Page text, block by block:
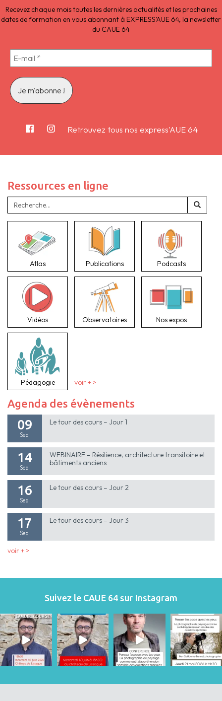
Recevez chaque mois toutes les dernières actualités et les prochaines
dates de formation en vous abonnant à EXPRESS'AUE 64, la newsletter
du CAUE 64
Retrouvez tous nos express'AUE 64
Ressources en ligne
Atlas Publications Podcasts
Vidéos Observatoires Nos expos
Pédagogie voir + >
Agenda des évènements
09
Sep.
Le tour des cours – Jour 1
14
Sep.
WEBINAIRE – Résilience, architecture transitoire et
bâtiments anciens
16
Sep.
Le tour des cours – Jour 2
17
Sep.
Le tour des cours – Jour 3
voir + >
Suivez le CAUE 64 sur Instagram